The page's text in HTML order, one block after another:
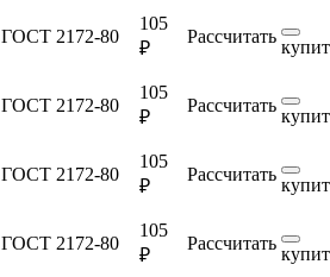
ГОСТ 2172-80
105
₽
Рассчитать
ГОСТ 2172-80
105
₽
Рассчитать
ГОСТ 2172-80
105
₽
Рассчитать
ГОСТ 2172-80
105
₽
Рассчитать